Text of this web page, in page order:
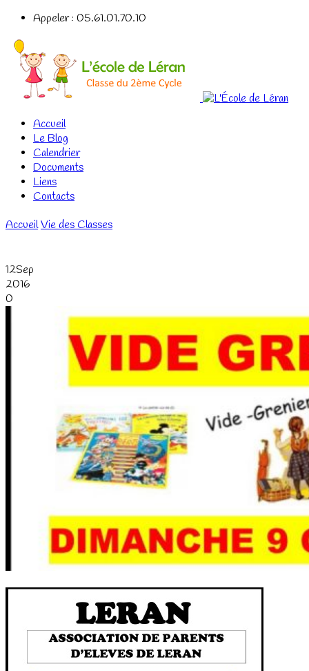
Appeler : 05.61.01.70.10
Accueil
Le Blog
Calendrier
Documents
Liens
Contacts
AccueilVie des Classes
12Sep
2016
0